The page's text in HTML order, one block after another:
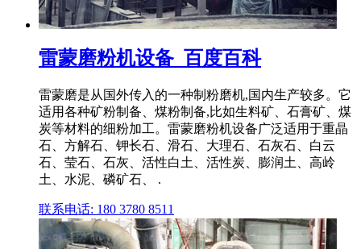
雷蒙磨粉机设备_百度百科
雷蒙磨是从国外传入的一种制粉磨机,国内生产较多。它
适用各种矿粉制备、煤粉制备,比如生料矿、石膏矿、煤
炭等材料的细粉加工。雷蒙磨粉机设备广泛适用于重晶
石、方解石、钾长石、滑石、大理石、石灰石、白云
石、莹石、石灰、活性白土、活性炭、膨润土、高岭
土、水泥、磷矿石、 .
联系电话: 180 3780 8511